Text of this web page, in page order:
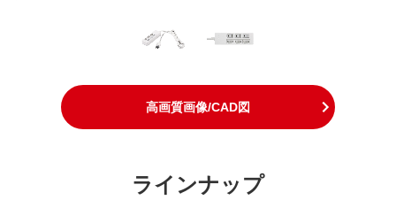
高画質画像/CAD図
ラインナップ